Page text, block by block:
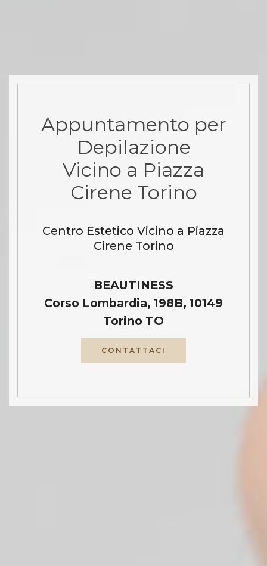
Appuntamento per
Depilazione
Vicino a Piazza
Cirene Torino
Centro Estetico Vicino a Piazza
Cirene Torino
BEAUTINESS
Corso Lombardia, 198B, 10149
Torino TO
CONTATTACI